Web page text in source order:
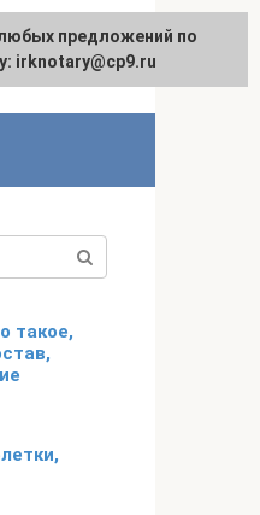
такое,
предложений по
irknotary@cp9.ru